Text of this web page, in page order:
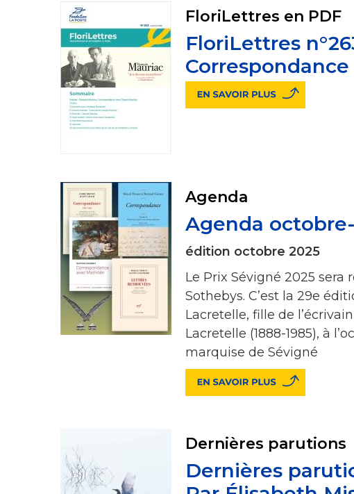
FloriLettres en PDF
FloriLettres
Agenda
Agenda
édition octobre 2025
Le Prix Sévigné 2025 sera
Sothebys. C’est la 29e
Lacretelle, fille de
Lacretelle (1888-1985), à
marquise de Sévigné
Dernières parutions
Dernières